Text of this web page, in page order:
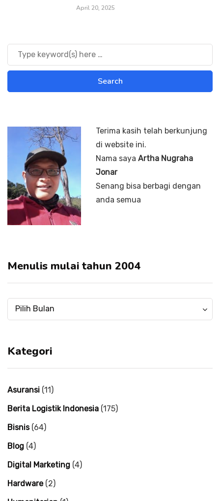
April 20, 2025
Terima kasih telah berkunjung
di website ini.
Nama saya Artha Nugraha
Jonar
Senang bisa berbagi dengan
anda semua
Menulis mulai tahun 2004
Menulis
mulai
2004
Pilih Bulan
Menulis
mulai
2004
Kategori
Asuransi (11)
Berita Logistik Indonesia (175)
Bisnis(64)
Blog (4)
Digital Marketing (4)
Hardware(2)